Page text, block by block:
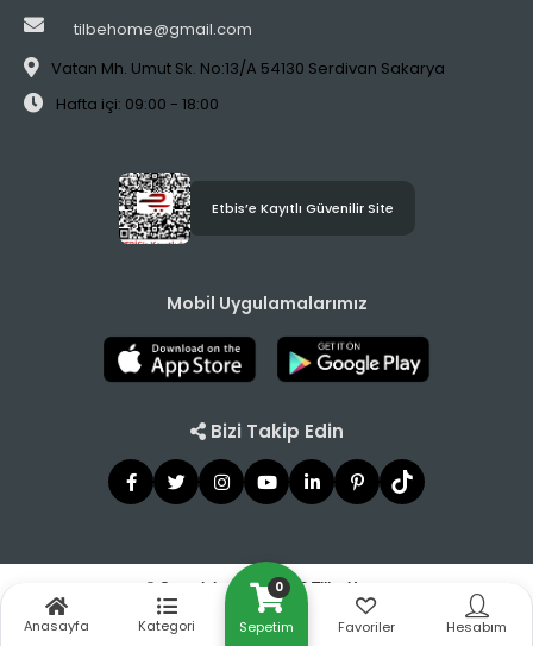
0
Sepetim
Anasayfa Kategori Favoriler Hesabım
tilbehome@gmail.com
Vatan Mh. Umut Sk. No:13/A 54130 Serdivan Sakarya
Hafta içi: 09:00 - 18:00
Etbis’e Kayıtlı Güvenilir Site
Mobil Uygulamalarımız
Bizi Takip Edin
© Copyright 2021 - 2026 Tilbe Home